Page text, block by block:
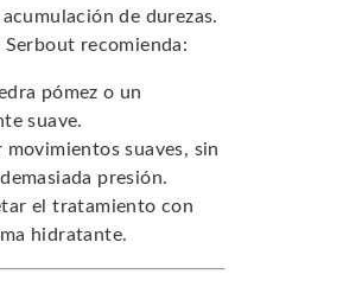
de durezas.
Serbout recomienda:
pómez o un
suave.
movimientos suaves, sin
presión.
el tratamiento con
hidratante.